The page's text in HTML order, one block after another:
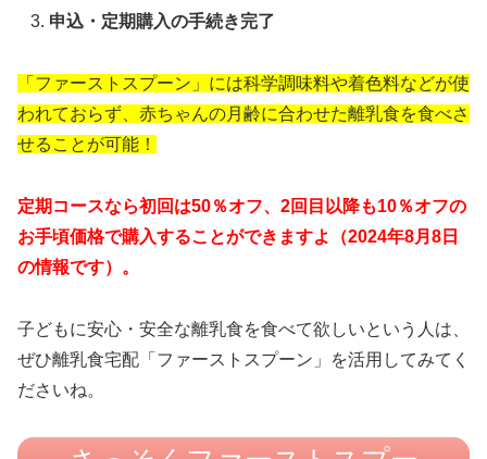
申込・定期購入の手続き完了
「ファーストスプーン」には科学調味料や着色料などが使
われておらず、赤ちゃんの月齢に合わせた離乳食を食べさ
せることが可能！
定期コースなら初回は50％オフ、2回目以降も10％オフの
お手頃価格で購入することができますよ（2024年8月8日
の情報です）。
子どもに安心・安全な離乳食を食べて欲しいという人は、
ぜひ離乳食宅配「ファーストスプーン」を活用してみてく
ださいね。